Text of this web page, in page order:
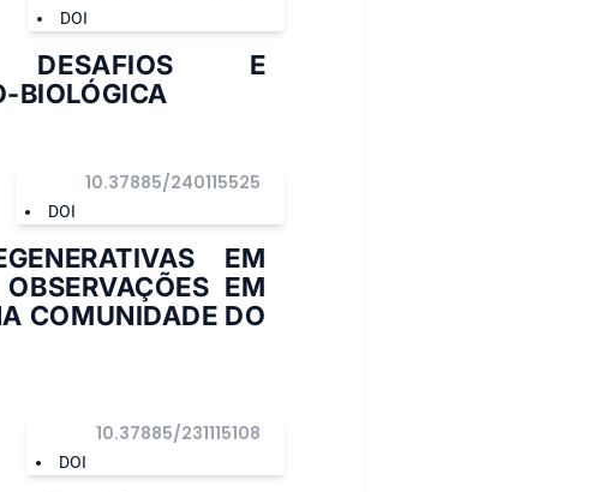
DOI
DESAFIOS E
BIOLÓGICA
DOI
10.37885/240115525
EM
EM
COMUNIDADE DO
DOI
10.37885/231115108